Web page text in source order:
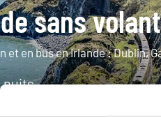
sans volant
et en bus en Irlande : Dublin,
nuits